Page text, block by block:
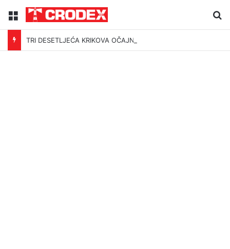
Menu
TRI DESETLJEĆA KRIKOVA OČAJNIKA